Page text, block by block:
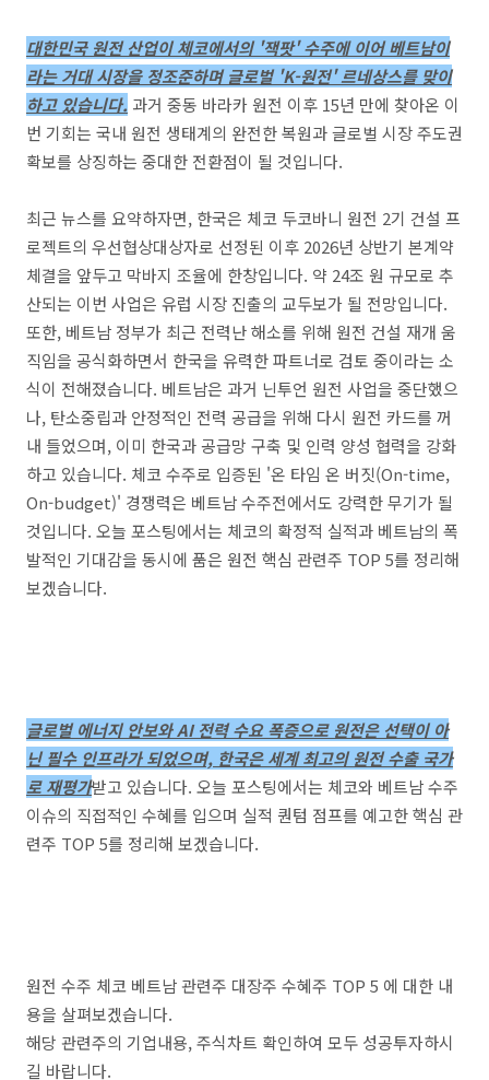
대한민국 원전 산업이 체코에서의 '잭팟' 수주에 이어 베트남이
라는 거대 시장을 정조준하며 글로벌 'K-원전' 르네상스를 맞이
하고 있습니다. 과거 중동 바라카 원전 이후 15년 만에 찾아온 이
번 기회는 국내 원전 생태계의 완전한 복원과 글로벌 시장 주도권
확보를 상징하는 중대한 전환점이 될 것입니다.
최근 뉴스를 요약하자면, 한국은 체코 두코바니 원전 2기 건설 프
로젝트의 우선협상대상자로 선정된 이후 2026년 상반기 본계약
체결을 앞두고 막바지 조율에 한창입니다. 약 24조 원 규모로 추
산되는 이번 사업은 유럽 시장 진출의 교두보가 될 전망입니다.
또한, 베트남 정부가 최근 전력난 해소를 위해 원전 건설 재개 움
직임을 공식화하면서 한국을 유력한 파트너로 검토 중이라는 소
식이 전해졌습니다. 베트남은 과거 닌투언 원전 사업을 중단했으
나, 탄소중립과 안정적인 전력 공급을 위해 다시 원전 카드를 꺼
내 들었으며, 이미 한국과 공급망 구축 및 인력 양성 협력을 강화
하고 있습니다. 체코 수주로 입증된 '온 타임 온 버짓(On-time,
On-budget)' 경쟁력은 베트남 수주전에서도 강력한 무기가 될
것입니다. 오늘 포스팅에서는 체코의 확정적 실적과 베트남의 폭
발적인 기대감을 동시에 품은 원전 핵심 관련주 TOP 5를 정리해
보겠습니다.
글로벌 에너지 안보와 AI 전력 수요 폭증으로 원전은 선택이 아
닌 필수 인프라가 되었으며, 한국은 세계 최고의 원전 수출 국가
로 재평가받고 있습니다. 오늘 포스팅에서는 체코와 베트남 수주
이슈의 직접적인 수혜를 입으며 실적 퀀텀 점프를 예고한 핵심 관
련주 TOP 5를 정리해 보겠습니다.
원전 수주 체코 베트남 관련주 대장주 수혜주 TOP 5 에 대한 내
용을 살펴보겠습니다.
해당 관련주의 기업내용, 주식차트 확인하여 모두 성공투자하시
길 바랍니다.